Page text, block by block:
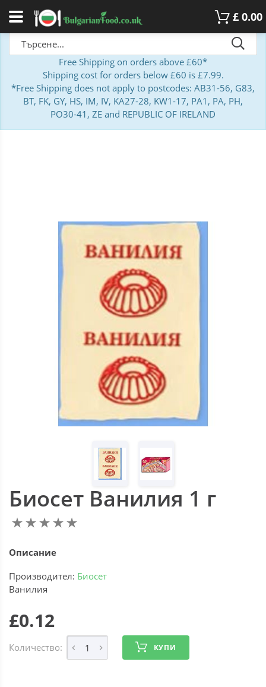
£ 0.00
Free Shipping on orders above £60*
Shipping cost for orders below £60 is £7.99.
*Free Shipping does not apply to postcodes: AB31-56, G83,
BT, FK, GY, HS, IM, IV, KA27-28, KW1-17, PA1, PA, PH,
PO30-41, ZE and REPUBLIC OF IRELAND
Биосет Ванилия 1 г
Описание
Производител: Биосет
Ванилия
£0.12
Количество: КУПИ